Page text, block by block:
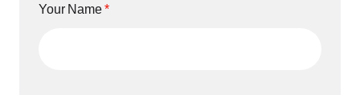
Your Name*